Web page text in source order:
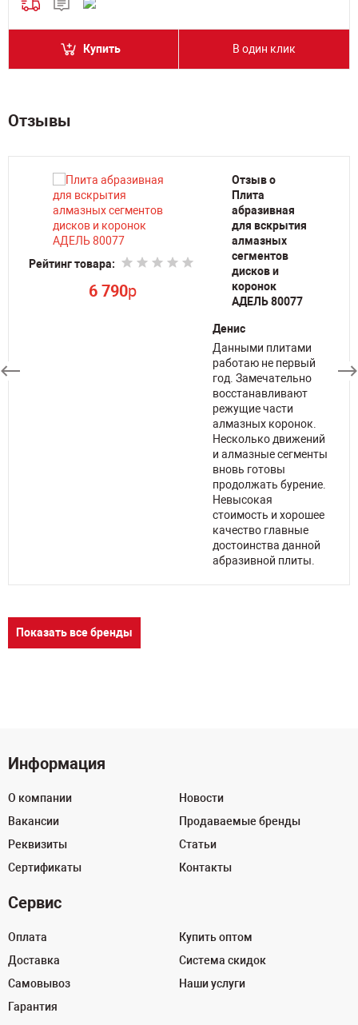
Купить В один клик
Отзывы
Рейтинг товара:
6 790p
Отзыв о
Плита
абразивная
для вскрытия
алмазных
сегментов
дисков и
коронок
АДЕЛЬ 80077
Денис
Данными плитами
работаю не первый
год. Замечательно
восстанавливают
режущие части
алмазных коронок.
Несколько движений
и алмазные сегменты
вновь готовы
продолжать бурение.
Невысокая
стоимость и хорошее
качество главные
достоинства данной
абразивной плиты.
Показать все бренды
Информация
О компании
Вакансии
Реквизиты
Сертификаты
Новости
Продаваемые бренды
Статьи
Контакты
Сервис
Оплата
Доставка
Самовывоз
Гарантия
Купить оптом
Система скидок
Наши услуги